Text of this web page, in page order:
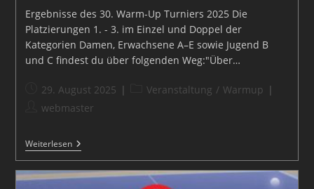
Ergebnisse des 30. Warm-Up Turniers 2025 Die
Platzierungen 1. - 3. im Einzel und Doppel der
Kategorien Damen, Erwachsene A–E sowie Jugend B
und C findest du über folgenden Weg:"Über…
Beitrag
veröffentlicht:
29. August 2025
Beitrags-
Veranstaltung / Warmup
Beitrags-
webmaster
Weiterlesen30.
Warm-
Turnier